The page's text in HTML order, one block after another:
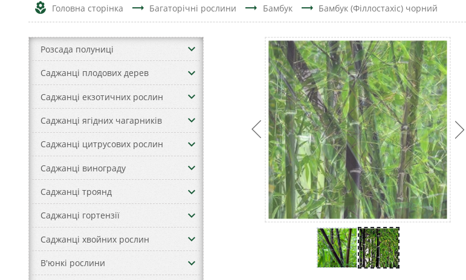
local_florist Головна сторінка trending_flat Багаторічні рослини trending_flat Бамбук trending_flat Бамбук (Філлостахіс) чорний
Розсада полуниці keyboard_arrow_down
Саджанці плодових дерев keyboard_arrow_down
Саджанці екзотичних рослин keyboard_arrow_down
Саджанці ягідних чагарників keyboard_arrow_down
Саджанці цитрусових рослин keyboard_arrow_down
Саджанці винограду keyboard_arrow_down
Саджанці троянд keyboard_arrow_down
Саджанці гортензії keyboard_arrow_down
Саджанці хвойних рослин keyboard_arrow_down
В'юнкі рослини keyboard_arrow_down